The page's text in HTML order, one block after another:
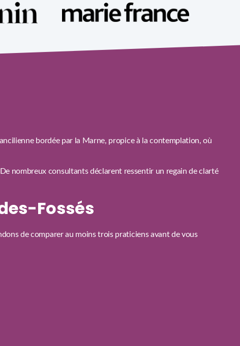
bordée par la Marne, propice à la contemplation, où
nombreux consultants déclarent ressentir un regain de clarté
Fossés
de comparer au moins trois praticiens avant de vous